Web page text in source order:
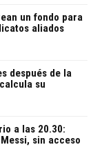
un fondo para
aliados
después de la
su
a las 20.30:
sin acceso